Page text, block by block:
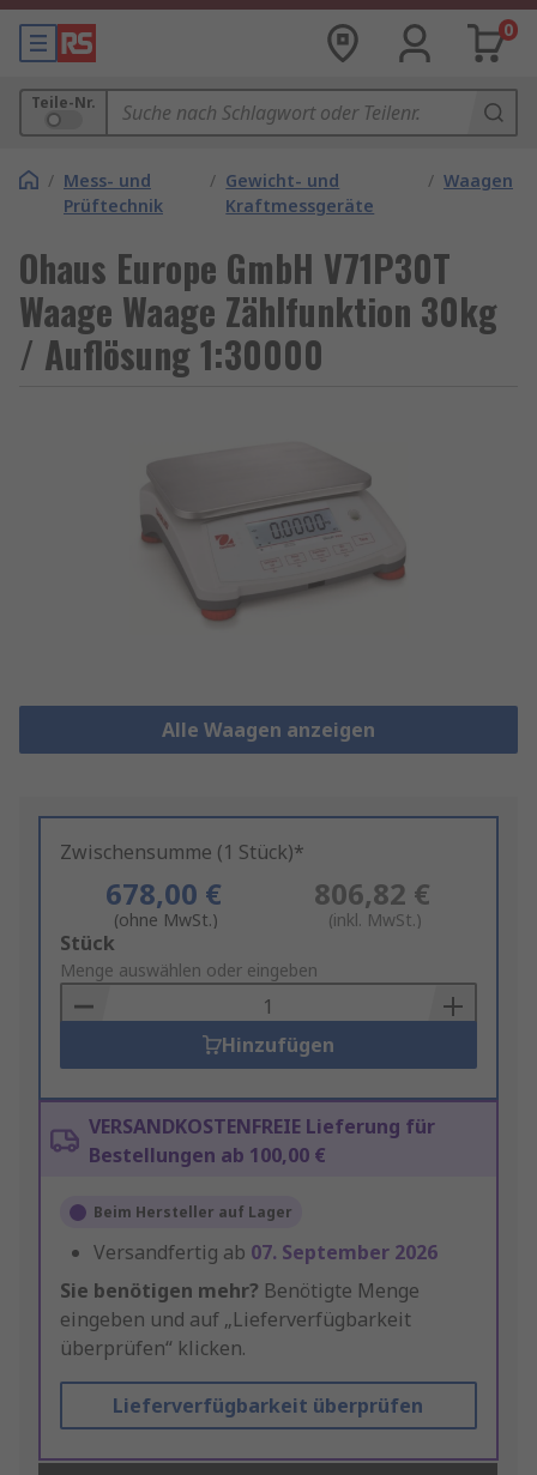
0
Teile-Nr.
/ Mess- und
Prüftechnik
/ Gewicht- und
Kraftmessgeräte
/ Waagen
Ohaus Europe GmbH V71P30T
Waage Waage Zählfunktion 30kg
/ Auflösung 1:30000
Alle Waagen anzeigen
Zwischensumme (1 Stück)*
678,00 €
(ohne MwSt.)
806,82 €
(inkl. MwSt.)
Add
to
Basket
Stück
Menge auswählen oder eingeben
Hinzufügen
VERSANDKOSTENFREIE Lieferung für
Bestellungen ab 100,00 €
Beim Hersteller auf Lager
Versandfertig ab 07. September 2026
Sie benötigen mehr? Benötigte Menge
eingeben und auf „Lieferverfügbarkeit
überprüfen“ klicken.
Lieferverfügbarkeit überprüfen